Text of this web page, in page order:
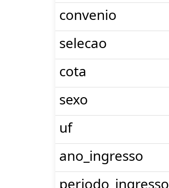
convenio
selecao
cota
sexo
uf
ano_ingresso
periodo_ingresso